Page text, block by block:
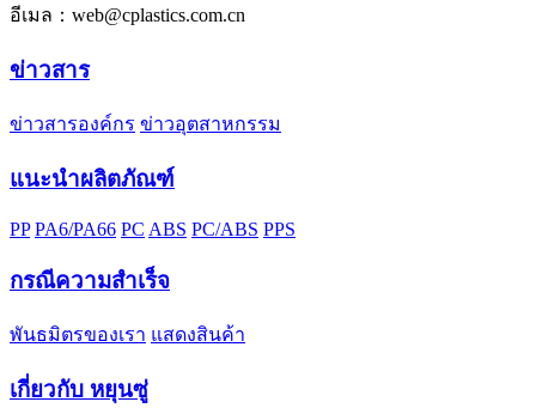
อีเมล：web@cplastics.com.cn
ข่าวสาร
ข่าวสารองค์กร ข่าวอุตสาหกรรม
แนะนำผลิตภัณฑ์
PP PA6/PA66 PC ABS PC/ABS PPS
กรณีความสำเร็จ
พันธมิตรของเรา แสดงสินค้า
เกี่ยวกับ หยุนซู่